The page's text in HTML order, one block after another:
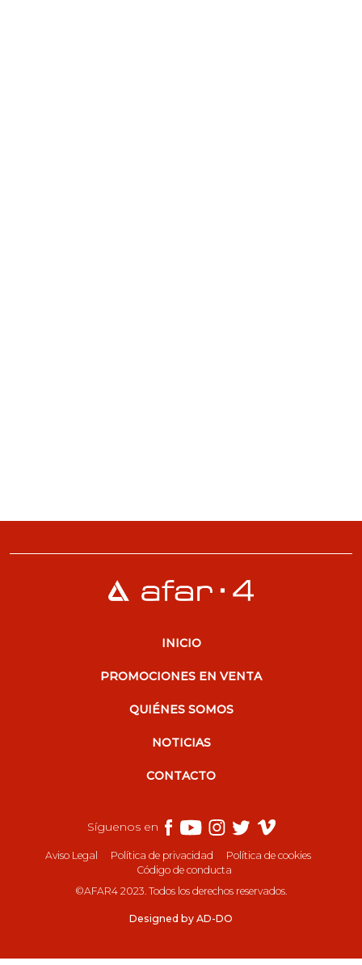
INICIO
PROMOCIONES EN VENTA
QUIÉNES SOMOS
NOTICIAS
CONTACTO
Síguenos en
Aviso Legal Política de privacidad
Política de cookies
Código de conducta
©AFAR4 2023. Todos los derechos reservados.
Designed by AD-DO